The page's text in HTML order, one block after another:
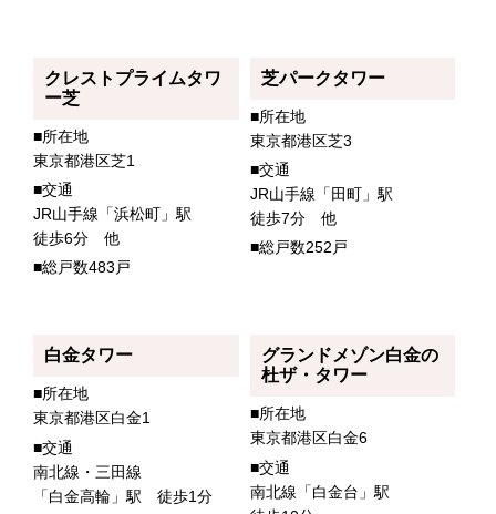
クレストプライムタワ
ー芝
■所在地
東京都港区芝1
■交通
JR山手線「浜松町」駅
徒歩6分 他
■総戸数483戸
芝パークタワー
■所在地
東京都港区芝3
■交通
JR山手線「田町」駅
徒歩7分 他
■総戸数252戸
白金タワー
■所在地
東京都港区白金1
■交通
南北線・三田線
「白金高輪」駅 徒歩1分
グランドメゾン白金の
杜ザ・タワー
■所在地
東京都港区白金6
■交通
南北線「白金台」駅